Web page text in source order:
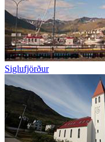
Siglufjörður